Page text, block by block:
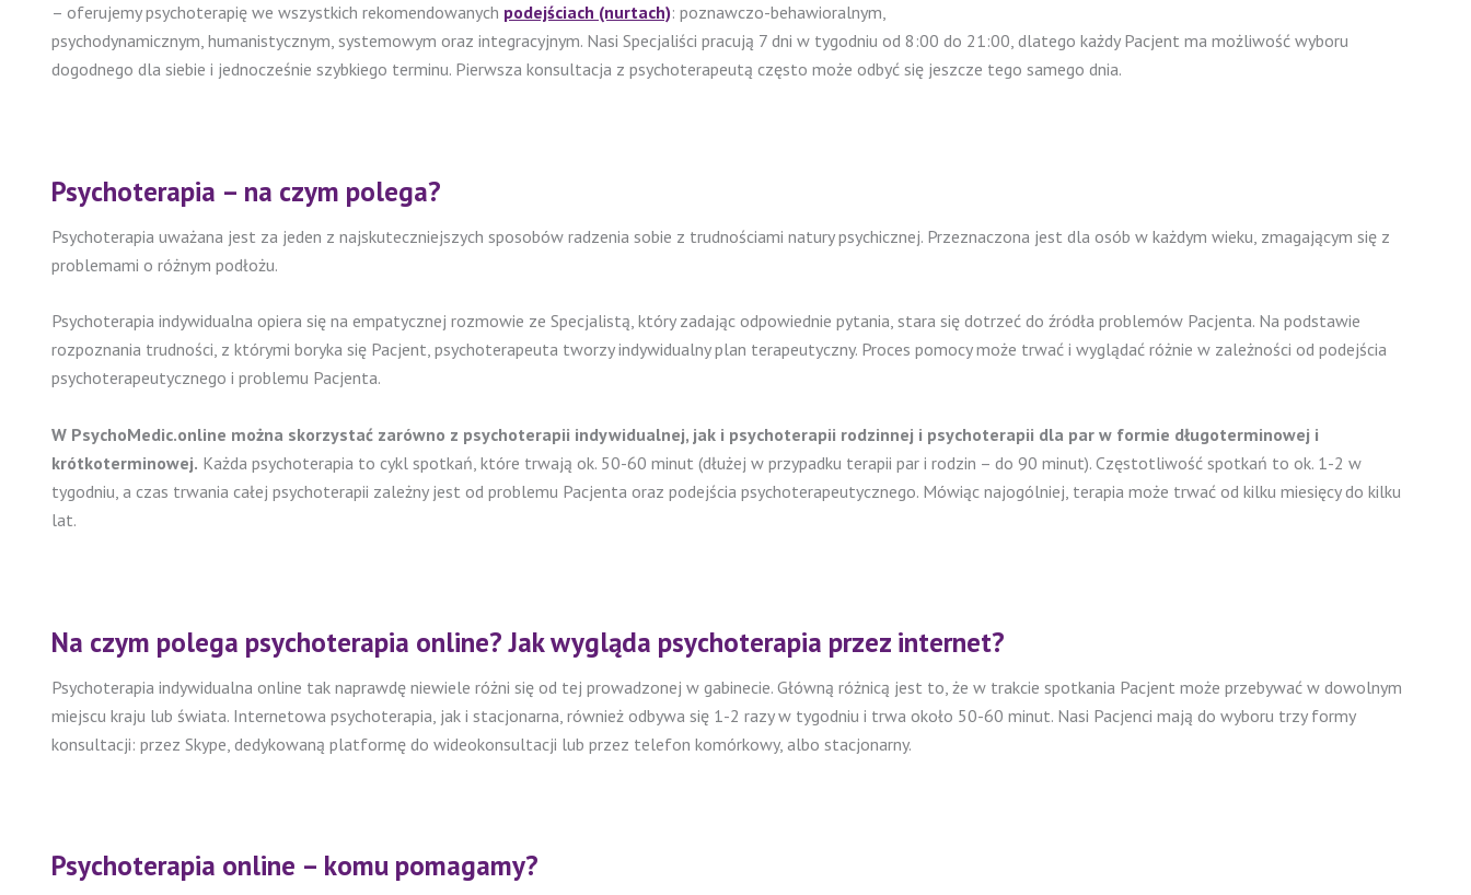
– oferujemy psychoterapię we wszystkich rekomendowanych podejściach (nurtach): poznawczo-behawioralnym,
psychodynamicznym, humanistycznym, systemowym oraz integracyjnym. Nasi Specjaliści pracują 7 dni w tygodniu od 8:00 do 21:00, dlatego każdy Pacjent ma możliwość wyboru
dogodnego dla siebie i jednocześnie szybkiego terminu. Pierwsza konsultacja z psychoterapeutą często może odbyć się jeszcze tego samego dnia.
Psychoterapia – na czym polega?
Psychoterapia uważana jest za jeden z najskuteczniejszych sposobów radzenia sobie z trudnościami natury psychicznej. Przeznaczona jest dla osób w każdym wieku, zmagającym się z
problemami o różnym podłożu.
Psychoterapia indywidualna opiera się na empatycznej rozmowie ze Specjalistą, który zadając odpowiednie pytania, stara się dotrzeć do źródła problemów Pacjenta. Na podstawie
rozpoznania trudności, z którymi boryka się Pacjent, psychoterapeuta tworzy indywidualny plan terapeutyczny. Proces pomocy może trwać i wyglądać różnie w zależności od podejścia
psychoterapeutycznego i problemu Pacjenta.
W PsychoMedic.online można skorzystać zarówno z psychoterapii indywidualnej, jak i psychoterapii rodzinnej i psychoterapii dla par w formie długoterminowej i
krótkoterminowej. Każda psychoterapia to cykl spotkań, które trwają ok. 50-60 minut (dłużej w przypadku terapii par i rodzin – do 90 minut). Częstotliwość spotkań to ok. 1-2 w
tygodniu, a czas trwania całej psychoterapii zależny jest od problemu Pacjenta oraz podejścia psychoterapeutycznego. Mówiąc najogólniej, terapia może trwać od kilku miesięcy do kilku
lat.
Na czym polega psychoterapia online? Jak wygląda psychoterapia przez internet?
Psychoterapia indywidualna online tak naprawdę niewiele różni się od tej prowadzonej w gabinecie. Główną różnicą jest to, że w trakcie spotkania Pacjent może przebywać w dowolnym
miejscu kraju lub świata. Internetowa psychoterapia, jak i stacjonarna, również odbywa się 1-2 razy w tygodniu i trwa około 50-60 minut. Nasi Pacjenci mają do wyboru trzy formy
konsultacji: przez Skype, dedykowaną platformę do wideokonsultacji lub przez telefon komórkowy, albo stacjonarny.
Psychoterapia online – komu pomagamy?